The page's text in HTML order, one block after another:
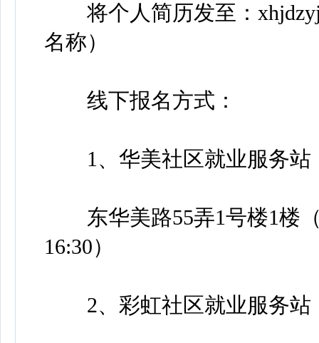
将个人简历发至：
名称）
线下报名方式：
1、华美社区就业服务站
东华美路55弄1号楼1楼（
16:30）
2、彩虹社区就业服务站